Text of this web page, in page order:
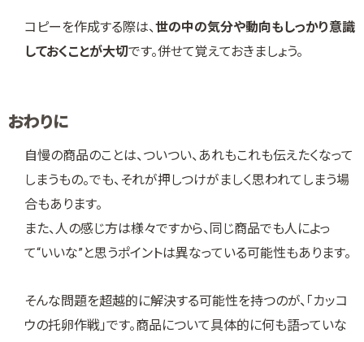
コピーを作成する際は、世の中の気分や動向もしっかり意識
しておくことが大切です。併せて覚えておきましょう。
おわりに
自慢の商品のことは、ついつい、あれもこれも伝えたくなって
しまうもの。でも、それが押しつけがましく思われてしまう場
合もあります。
また、人の感じ方は様々ですから、同じ商品でも人によっ
て“いいな”と思うポイントは異なっている可能性もあります。
そんな問題を超越的に解決する可能性を持つのが、「カッコ
ウの托卵作戦」です。商品について具体的に何も語っていな